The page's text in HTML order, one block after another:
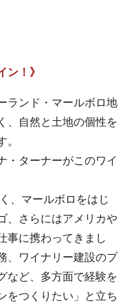
ン！》
ランド・マールボロ地
、自然と土地の個性を
。
・ターナーがこのワイ
、マールボロをはじ
、さらにはアメリカや
事に携わってきまし
、ワイナリー建設のプ
など、多方面で経験を
をつくりたい」と立ち